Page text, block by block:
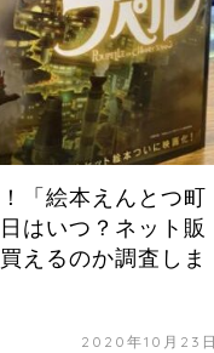
「絵本えんとつ町
はいつ？ネット販
えるのか調査しま
2020年10月23